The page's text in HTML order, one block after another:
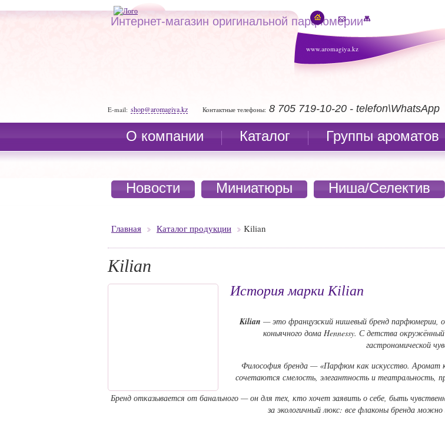
www.aromagiya.kz
Интернет-магазин оригинальной парфюмерии
E-mail: shop@aromagiya.kz Контактные телефоны: 8 705 719-10-20 - telefon\WhatsApp
О компании Каталог Группы ароматов
Новости Миниатюры Ниша/Селектив
Главная Каталог продукции Kilian
Kilian
История марки Kilian
Kilian — это французский нишевый бренд парфюмерии,
коньячного дома Hennessy. С детства
гастрономической
Философия бренда — «Парфюм как искусство. Аромат
сочетаются смелость, элегантность и
Бренд отказывается от банального — он для тех, кто хочет заявить о себе, быть
за экологичный люкс: все флаконы бренда можно